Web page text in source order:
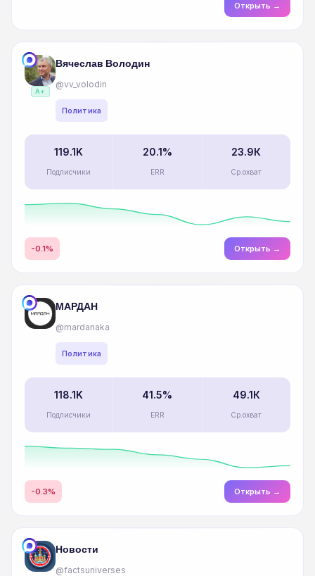
Открыть →
A+
Вячеслав Володин
@vv_volodin
Политика
119.1K
Подписчики
20.1%
ERR
23.9К
Ср.охват
-0.1% Открыть →
МАРДАН
@mardanaka
Политика
118.1K
Подписчики
41.5%
ERR
49.1К
Ср.охват
-0.3% Открыть →
Новости
@factsuniverses